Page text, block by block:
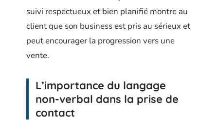
suivi respectueux et bien planifié montre au
client que son business est pris au sérieux et
peut encourager la progression vers une
vente.
L’importance du langage
non-verbal dans la prise de
contact